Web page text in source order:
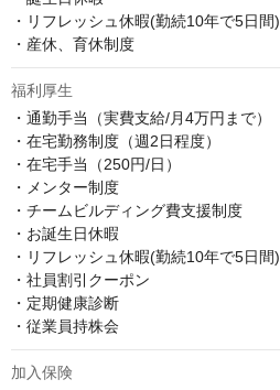
・リフレッシュ休暇(勤続10年で5日間)
・産休、育休制度
福利厚生
・通勤手当（実費支給/月4万円まで）
・在宅勤務制度（週2日程度）
・在宅手当（250円/日）
・メンター制度
・チームビルディング費支援制度
・お誕生日休暇
・リフレッシュ休暇(勤続10年で5日間)
・社員割引クーポン
・定期健康診断
・従業員持株会
加入保険